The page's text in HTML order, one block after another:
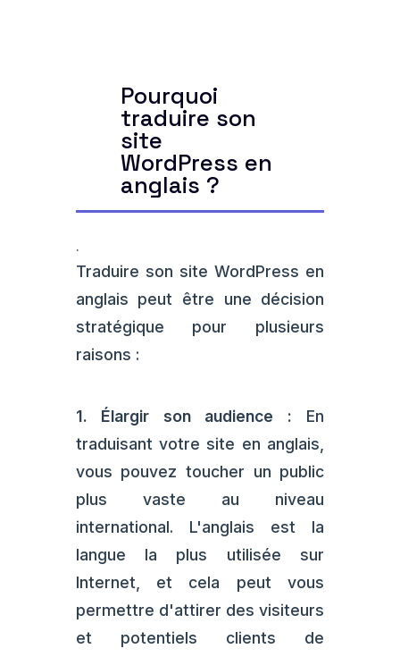
Pourquoi
traduire son
site
WordPress en
anglais ?
.
Traduire son site WordPress en
anglais peut être une décision
stratégique pour plusieurs
raisons :
1. Élargir son audience : En
traduisant votre site en anglais,
vous pouvez toucher un public
plus vaste au niveau
international. L'anglais est la
langue la plus utilisée sur
Internet, et cela peut vous
permettre d'attirer des visiteurs
et potentiels clients de